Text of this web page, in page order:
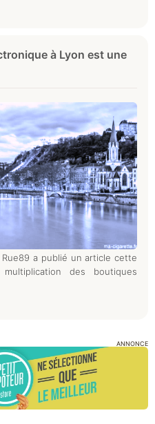
à Lyon est une
a publié un article cette
des boutiques
ANNONCE